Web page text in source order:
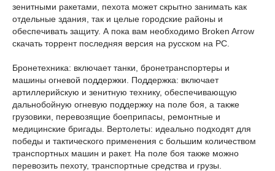
зенитными ракетами, пехота может скрытно занимать как
отдельные здания, так и целые городские районы и
обеспечивать защиту. А пока вам необходимо Broken Arrow
скачать торрент последняя версия на русском на PC.
Бронетехника: включает танки, бронетранспортеры и
машины огневой поддержки. Поддержка: включает
артиллерийскую и зенитную технику, обеспечивающую
дальнобойную огневую поддержку на поле боя, а также
грузовики, перевозящие боеприпасы, ремонтные и
медицинские бригады. Вертолеты: идеально подходят для
победы и тактического применения с большим количеством
транспортных машин и ракет. На поле боя также можно
перевозить пехоту, транспортные средства и грузы.